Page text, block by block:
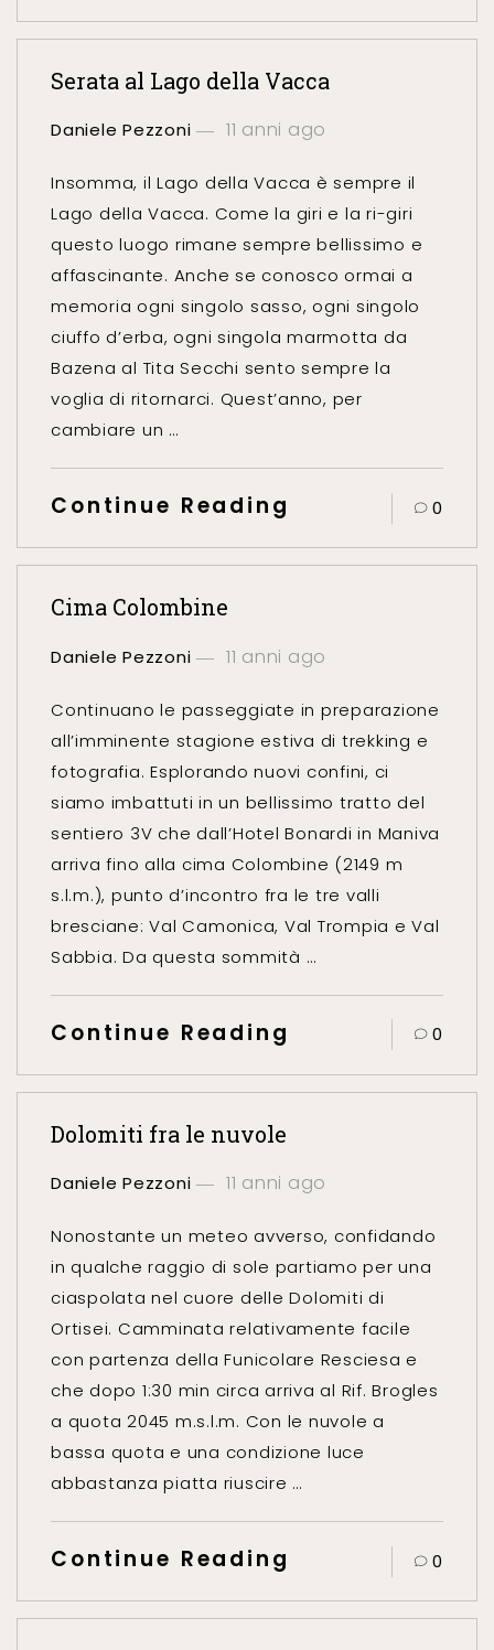
Serata al Lago della Vacca
Daniele Pezzoni 11 anni ago
Insomma, il Lago della Vacca è sempre il
Lago della Vacca. Come la giri e la ri-giri
questo luogo rimane sempre bellissimo e
affascinante. Anche se conosco ormai a
memoria ogni singolo sasso, ogni singolo
ciuffo d’erba, ogni singola marmotta da
Bazena al Tita Secchi sento sempre la
voglia di ritornarci. Quest’anno, per
cambiare un …
Continue Reading 0
Cima Colombine
Daniele Pezzoni 11 anni ago
Continuano le passeggiate in preparazione
all’imminente stagione estiva di trekking e
fotografia. Esplorando nuovi confini, ci
siamo imbattuti in un bellissimo tratto del
sentiero 3V che dall’Hotel Bonardi in Maniva
arriva fino alla cima Colombine (2149 m
s.l.m.), punto d’incontro fra le tre valli
bresciane: Val Camonica, Val Trompia e Val
Sabbia. Da questa sommità …
Continue Reading 0
Dolomiti fra le nuvole
Daniele Pezzoni 11 anni ago
Nonostante un meteo avverso, confidando
in qualche raggio di sole partiamo per una
ciaspolata nel cuore delle Dolomiti di
Ortisei. Camminata relativamente facile
con partenza della Funicolare Resciesa e
che dopo 1:30 min circa arriva al Rif. Brogles
a quota 2045 m.s.l.m. Con le nuvole a
bassa quota e una condizione luce
abbastanza piatta riuscire …
Continue Reading 0